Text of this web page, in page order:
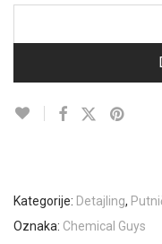
Kategorije: Detajling,
Oznaka: Chemical Guys